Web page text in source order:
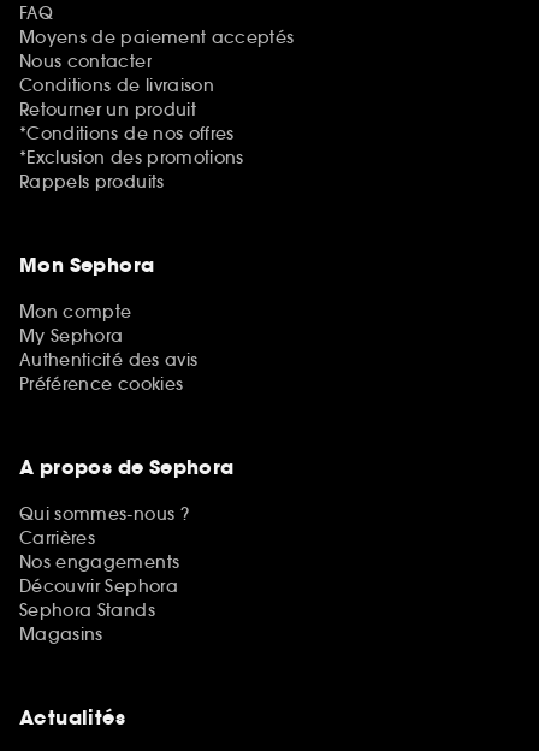
FAQ
Moyens de paiement acceptés
Nous contacter
Conditions de livraison
Retourner un produit
*Conditions de nos offres
*Exclusion des promotions
Rappels produits
Mon Sephora
Mon compte
My Sephora
Authenticité des avis
Préférence cookies
A propos de Sephora
Qui sommes-nous ?
Carrières
Nos engagements
Découvrir Sephora
Sephora Stands
Magasins
Actualités